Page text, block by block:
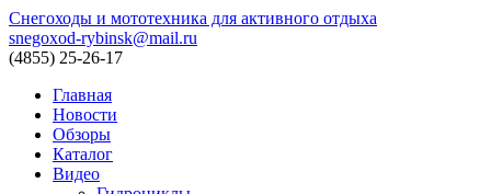
Снегоходы и мототехника для активного отдыха
snegoxod-rybinsk@mail.ru
(4855) 25-26-17
Главная
Новости
Обзоры
Каталог
Видео